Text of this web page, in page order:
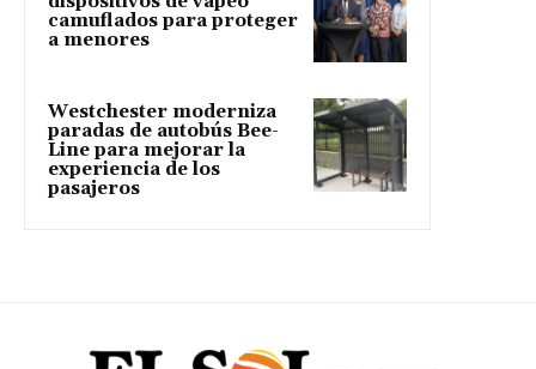
camuflados para proteger
a menores
Westchester moderniza
paradas de autobús Bee-
Line para mejorar la
experiencia de los
pasajeros